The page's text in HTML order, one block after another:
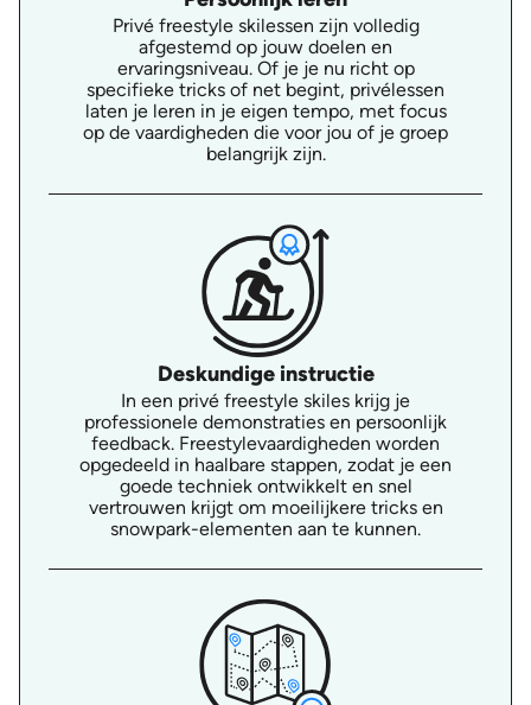
Privé freestyle skilessen zijn volledig
afgestemd op jouw doelen en
ervaringsniveau. Of je je nu richt op
specifieke tricks of net begint, privélessen
laten je leren in je eigen tempo, met focus
op de vaardigheden die voor jou of je groep
belangrijk zijn.
Deskundige instructie
In een privé freestyle skiles krijg je
professionele demonstraties en persoonlijk
feedback. Freestylevaardigheden worden
opgedeeld in haalbare stappen, zodat je een
goede techniek ontwikkelt en snel
vertrouwen krijgt om moeilijkere tricks en
snowpark-elementen aan te kunnen.